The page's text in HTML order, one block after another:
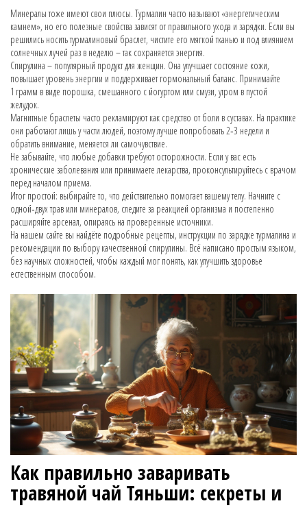
Минералы тоже имеют свои плюсы. Турмалин часто называют «энергетическим
камнем», но его полезные свойства зависят от правильного ухода и зарядки. Если вы
решились носить турмалиновый браслет, чистите его мягкой тканью и под влиянием
солнечных лучей раз в неделю – так сохраняется энергия.
Спирулина – популярный продукт для женщин. Она улучшает состояние кожи,
повышает уровень энергии и поддерживает гормональный баланс. Принимайте
1 грамм в виде порошка, смешанного с йогуртом или смузи, утром в пустой
желудок.
Магнитные браслеты часто рекламируют как средство от боли в суставах. На практике
они работают лишь у части людей, поэтому лучше попробовать 2‑3 недели и
обратить внимание, меняется ли самочувствие.
Не забывайте, что любые добавки требуют осторожности. Если у вас есть
хронические заболевания или принимаете лекарства, проконсультируйтесь с врачом
перед началом приема.
Итог простой: выбирайте то, что действительно помогает вашему телу. Начните с
одной‑двух трав или минералов, следите за реакцией организма и постепенно
расширяйте арсенал, опираясь на проверенные источники.
На нашем сайте вы найдёте подробные рецепты, инструкции по зарядке турмалина и
рекомендации по выбору качественной спирулины. Всё написано простым языком,
без научных сложностей, чтобы каждый мог понять, как улучшить здоровье
естественным способом.
Как правильно заваривать
травяной чай Тяньши: секреты и